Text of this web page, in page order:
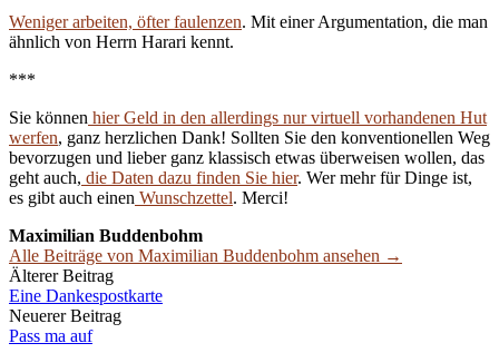
Weniger arbeiten, öfter faulenzen. Mit einer Argumentation, die man
ähnlich von Herrn Harari kennt.
***
Sie können hier Geld in den allerdings nur virtuell vorhandenen Hut
werfen, ganz herzlichen Dank! Sollten Sie den konventionellen Weg
bevorzugen und lieber ganz klassisch etwas überweisen wollen, das
geht auch, die Daten dazu finden Sie hier. Wer mehr für Dinge ist,
es gibt auch einen Wunschzettel. Merci!
Maximilian Buddenbohm
Alle Beiträge von Maximilian Buddenbohm ansehen →
Beitrags-
Navigation
Älterer Beitrag
Eine Dankespostkarte
Neuerer Beitrag
Pass ma auf